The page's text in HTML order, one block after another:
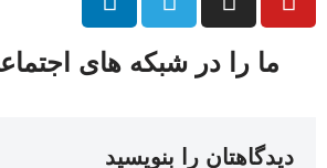
ما را در شبکه های
دیدگاهتان را بنویسید